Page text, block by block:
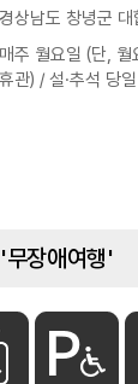
경상남도 창녕군
매주 월요일 (단,
휴관) / 설·추석 당일
장애여행'